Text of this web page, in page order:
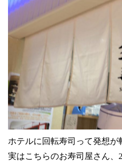
ホテルに回転寿司って発想が
実はこちらのお寿司屋さん、